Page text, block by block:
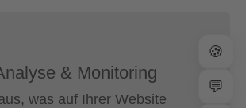
& Monitoring
was auf Ihrer Website
🍪
💬